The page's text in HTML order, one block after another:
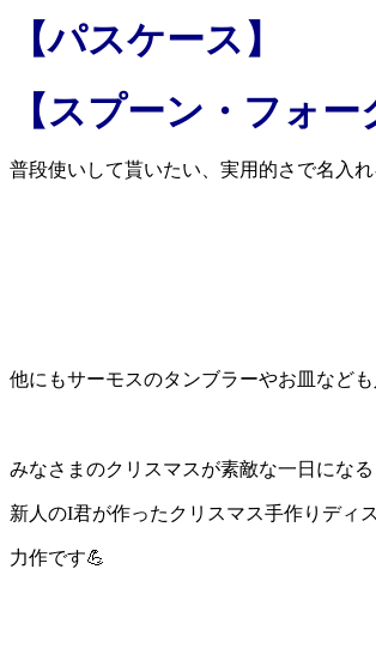
【パスケース】
【スプーン・フォー
普段使いして貰いたい、実用的さで名入
他にもサーモスのタンブラーやお皿など
みなさまのクリスマスが素敵な一日にな
新人のI君が作ったクリスマス手作りディ
力作です💪